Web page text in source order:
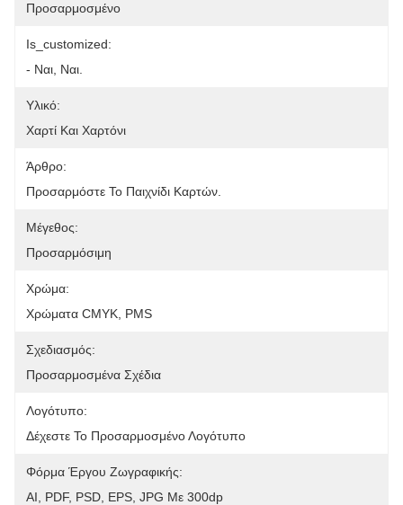
Προσαρμοσμένο
Is_customized:
- Ναι, Ναι.
Υλικό:
Χαρτί Και Χαρτόνι
Άρθρο:
Προσαρμόστε Το Παιχνίδι Καρτών.
Μέγεθος:
Προσαρμόσιμη
Χρώμα:
Χρώματα CMYK, PMS
Σχεδιασμός:
Προσαρμοσμένα Σχέδια
Λογότυπο:
Δέχεστε Το Προσαρμοσμένο Λογότυπο
Φόρμα Έργου Ζωγραφικής:
AI, PDF, PSD, EPS, JPG Με 300dp